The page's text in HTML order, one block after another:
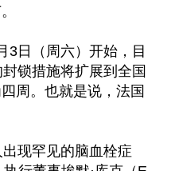
3日（周六）开始，目
锁措施将扩展到全国
周。也就是说，法国
现罕见的脑血栓症